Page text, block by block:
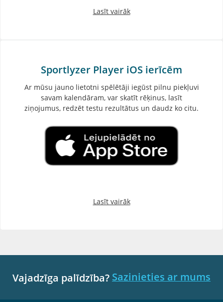
Lasīt vairāk
Sportlyzer Player iOS ierīcēm
Ar mūsu jauno lietotni spēlētāji iegūst pilnu piekļuvi
savam kalendāram, var skatīt rēķinus, lasīt
ziņojumus, redzēt testu rezultātus un daudz ko citu.
Lasīt vairāk
Vajadzīga palīdzība? Sazinieties ar mums